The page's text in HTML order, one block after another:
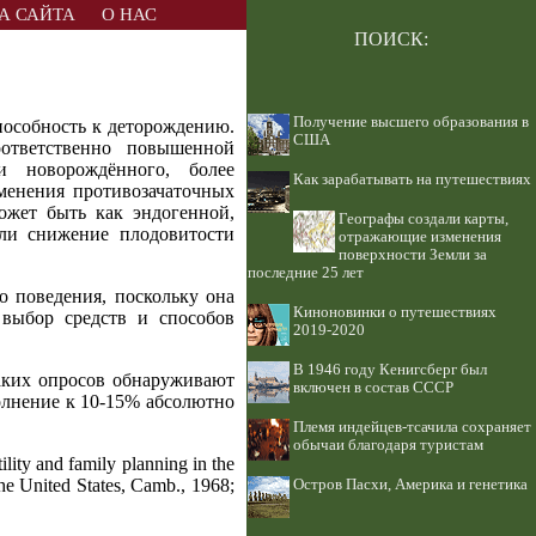
САЙТА О НАС
к деторождению.
повышенной
новорождённого, более
противозачаточных
быть как эндогенной,
снижение плодовитости
поведения, поскольку она
средств и способов
опросов обнаруживают
к 10-15% абсолютно
and family planning in the
United States, Camb., 1968;
ПОИСК:
Получение высшего образования в
США
Как зарабатывать на путешествиях
Географы создали карты,
отражающие изменения
поверхности Земли за
последние 25 лет
Киноновинки о путешествиях
2019-2020
В 1946 году Кенигсберг был
включен в состав СССР
Племя индейцев-тсачила сохраняет
обычаи благодаря туристам
Остров Пасхи, Америка и генетика